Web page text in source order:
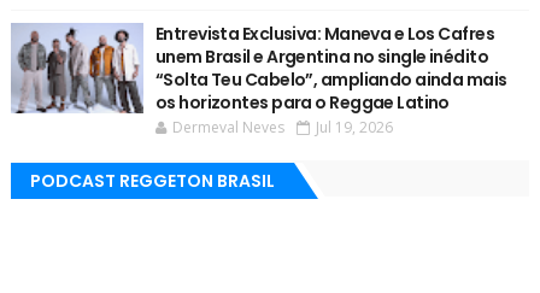
Entrevista Exclusiva: Maneva e Los Cafres
unem Brasil e Argentina no single inédito
“Solta Teu Cabelo”, ampliando ainda mais
os horizontes para o Reggae Latino
Dermeval Neves Jul 19, 2026
PODCAST REGGETON BRASIL